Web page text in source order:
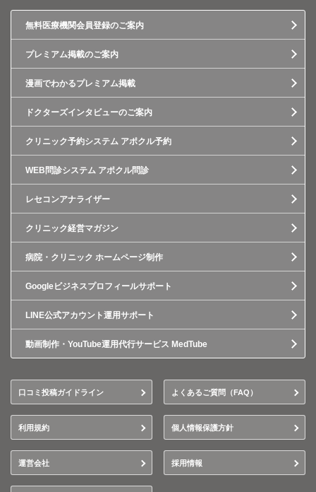
無料医療機関会員登録のご案内
プレミアム掲載のご案内
漫画でわかるプレミアム掲載
ドクターズインタビューのご案内
クリニック予約システム アポクル予約
WEB問診システム アポクル問診
レセコンアナライザー
クリニック経営マガジン
病院・クリニック ホームページ制作
Googleビジネスプロフィールサポート
LINE公式アカウント運用サポート
動画制作・YouTube運用代行サービス MedTube
口コミ投稿ガイドライン よくあるご質問（FAQ）
利用規約 個人情報保護方針
運営会社 採用情報